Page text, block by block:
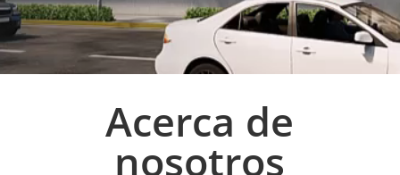
Acerca de
nosotros